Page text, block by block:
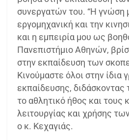
συνεργατών του. “Η γνώση
εργομηχανική και την
και η εμπειρία μου ως
Πανεπιστήμιο Αθηνών,
στην εκπαίδευση των
Κινούμαστε όλοι στην ίδια
εκπαίδευσης, διδάσκοντας
το αθλητικό ήθος και τους
λειτουργίας και χρήσης
ο κ. Κεχαγιάς.